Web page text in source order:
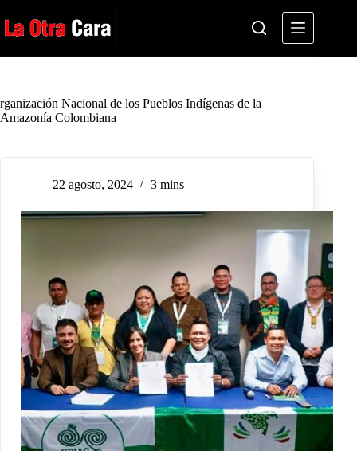
al
contenido
rganización Nacional de los Pueblos Indígenas de la
Amazonía Colombiana
22 agosto, 2024 3 mins